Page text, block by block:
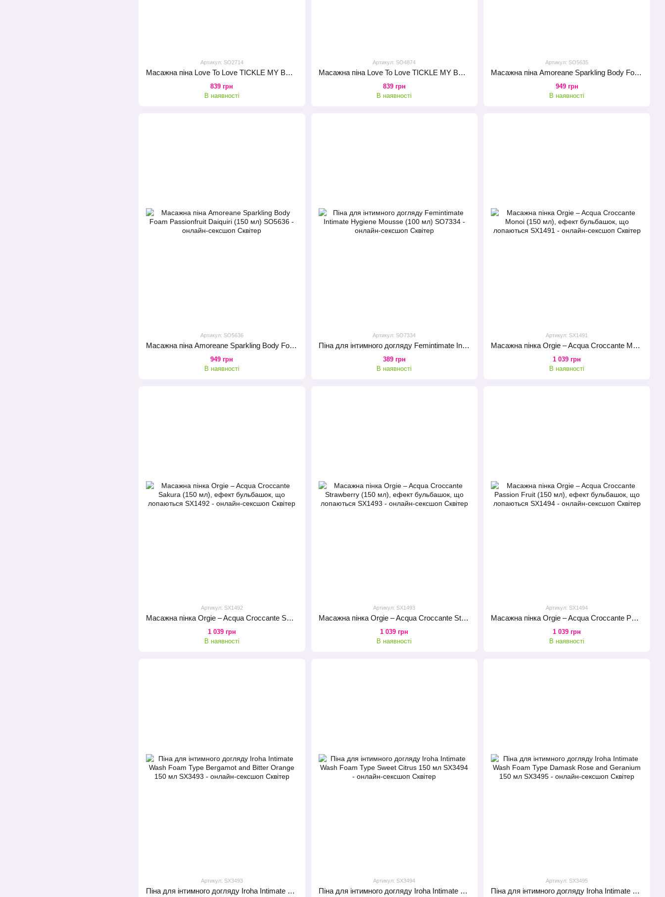
Артикул: SO2714
Масажна піна Love To Love TICKLE MY BODY Cherry Blossom (150 мл) зволожувальна
839 грн
В наявності
Артикул: SO4874
Масажна піна Love To Love TICKLE MY BODY COCONUT (150 мл) зволожувальна
839 грн
В наявності
Артикул: SO5635
Масажна піна Amoreane Sparkling Body Foam Mojito (150 мл)
949 грн
В наявності
Артикул: SO5636
Масажна піна Amoreane Sparkling Body Foam Passionfruit Daiquiri (150 мл)
949 грн
В наявності
Артикул: SO7334
Піна для інтимного догляду Femintimate Intimate Hygiene Mousse (100 мл)
389 грн
В наявності
Артикул: SX1491
Масажна пінка Orgie – Acqua Croccante Monoi (150 мл), ефект бульбашок, що лопаються
1 039 грн
В наявності
Артикул: SX1492
Масажна пінка Orgie – Acqua Croccante Sakura (150 мл), ефект бульбашок, що лопаються
1 039 грн
В наявності
Артикул: SX1493
Масажна пінка Orgie – Acqua Croccante Strawberry (150 мл), ефект бульбашок, що лопаються
1 039 грн
В наявності
Артикул: SX1494
Масажна пінка Orgie – Acqua Croccante Passion Fruit (150 мл), ефект бульбашок, що лопаються
1 039 грн
В наявності
Артикул: SX3493
Піна для інтимного догляду Iroha Intimate Wash Foam Type Bergamot and Bitter Orange 150 мл
Артикул: SX3494
Піна для інтимного догляду Iroha Intimate Wash Foam Type Sweet Citrus 150 мл
Артикул: SX3495
Піна для інтимного догляду Iroha Intimate Wash Foam Type Damask Rose and Geranium 150 мл